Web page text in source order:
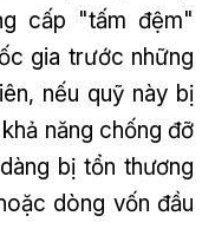
cấp "tấm đệm"
gia trước những
nếu quỹ này bị
năng chống đỡ
bị tổn thương
dòng vốn đầu